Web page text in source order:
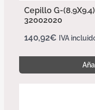
Cepillo G-
32002020
140,92€ IVA